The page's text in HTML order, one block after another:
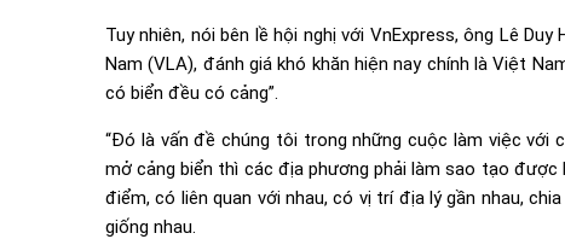
Tuy nhiên, nói bên lề hội nghị với VnExpress, ông Lê
Nam (VLA), đánh giá khó khăn hiện nay chính là Việt
có biển đều có cảng”.
“Đó là vấn đề chúng tôi trong những cuộc làm việc với
mở cảng biển thì các địa phương phải làm sao tạo được
điểm, có liên quan với nhau, có vị trí địa lý gần nhau,
giống nhau.